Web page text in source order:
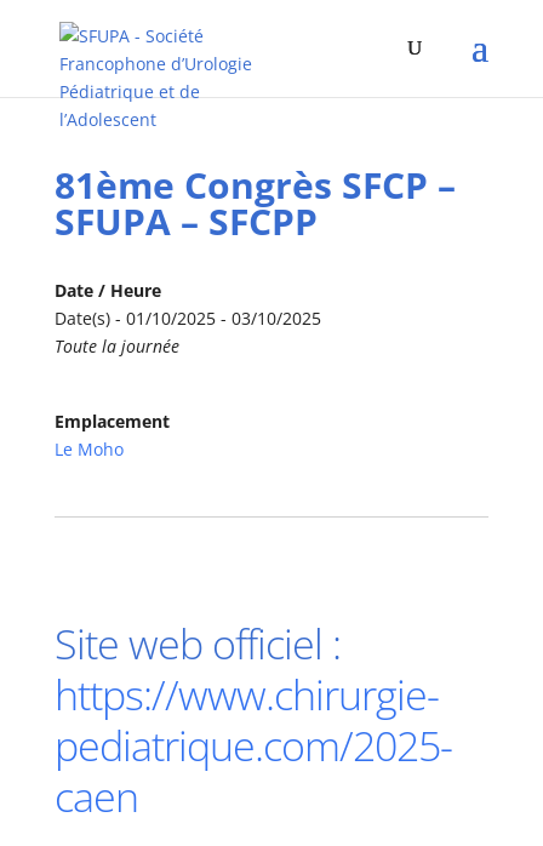
81ème Congrès SFCP –
SFUPA – SFCPP
Date / Heure
Date(s) - 01/10/2025 - 03/10/2025
Toute la journée
Emplacement
Le Moho
Site web officiel :
https://www.chirurgie-
pediatrique.com/2025-
caen